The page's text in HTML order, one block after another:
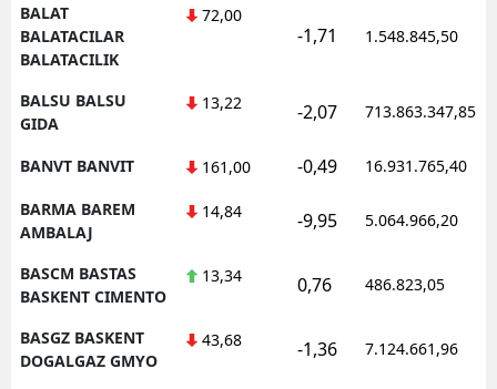
BALAT
BALATACILAR
BALATACILIK
72,00
-1,71 1.548.845,50
BALSU BALSU
GIDA
13,22 -2,07 713.863.347,85
BANVT BANVIT 161,00 -0,49 16.931.765,40
BARMA BAREM
AMBALAJ
14,84 -9,95 5.064.966,20
BASCM BASTAS
BASKENT CIMENTO
13,34 0,76 486.823,05
BASGZ BASKENT
DOGALGAZ GMYO
43,68 -1,36 7.124.661,96